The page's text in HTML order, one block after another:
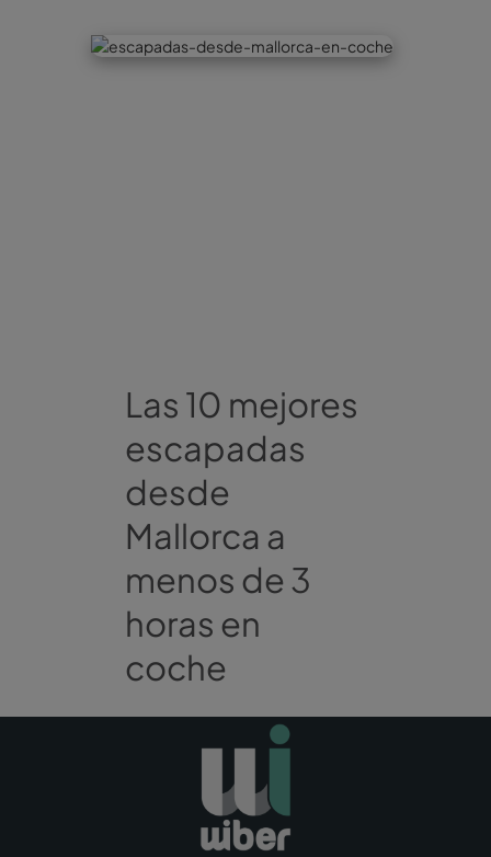
Las 10 mejores
escapadas
desde
Mallorca a
menos de 3
horas en
coche